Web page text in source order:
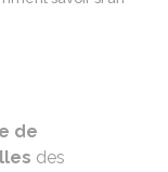
de
des